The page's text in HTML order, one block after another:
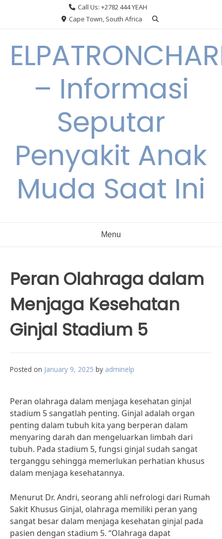
Call Us: +2782 444 YEAH
Cape Town, South Africa
– Informasi
Seputar
Penyakit Anak
Muda Saat Ini
Menu
Peran Olahraga dalam
Menjaga Kesehatan
Ginjal Stadium 5
Posted on January 9, 2025 by adminelp
Peran olahraga dalam menjaga kesehatan ginjal
stadium 5 sangatlah penting. Ginjal adalah organ
penting dalam tubuh kita yang berperan dalam
menyaring darah dan mengeluarkan limbah dari
tubuh. Pada stadium 5, fungsi ginjal sudah sangat
terganggu sehingga memerlukan perhatian khusus
dalam menjaga kesehatannya.
Menurut Dr. Andri, seorang ahli nefrologi dari Rumah
Sakit Khusus Ginjal, olahraga memiliki peran yang
sangat besar dalam menjaga kesehatan ginjal pada
pasien dengan stadium 5. “Olahraga dapat